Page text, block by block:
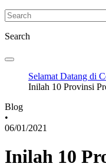
Search
Selamat Datang di
Inilah 10 Provinsi
Blog
•
06/01/2021
Inilah 10